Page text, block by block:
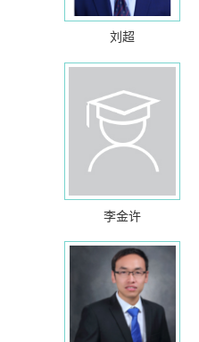
刘超
李金许